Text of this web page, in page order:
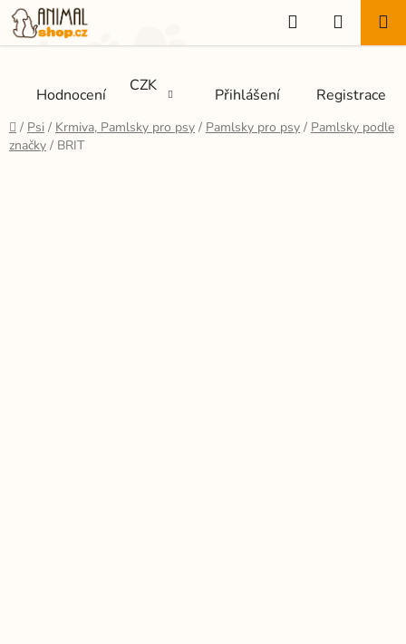
Přejít
na
obsah
Hodnocení CZK Přihlášení Registrace
Hledat
KOŠÍK
Domů
/ Psi / Krmiva, Pamlsky pro psy / Pamlsky pro psy / Pamlsky podle
značky / BRIT